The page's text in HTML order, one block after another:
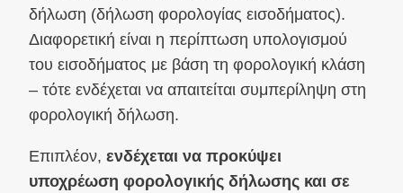
δήλωση (δήλωση φορολογίας εισοδήματος).
Διαφορετική είναι η περίπτωση υπολογισμού
του εισοδήματος με βάση τη φορολογική κλάση
– τότε ενδέχεται να απαιτείται συμπερίληψη στη
φορολογική δήλωση.
Επιπλέον, ενδέχεται να προκύψει
υποχρέωση φορολογικής δήλωσης και σε